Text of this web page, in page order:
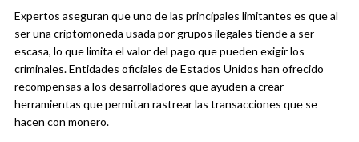
Expertos aseguran que uno de las principales limitantes es que al
ser una criptomoneda usada por grupos ilegales tiende a ser
escasa, lo que limita el valor del pago que pueden exigir los
criminales. Entidades oficiales de Estados Unidos han ofrecido
recompensas a los desarrolladores que ayuden a crear
herramientas que permitan rastrear las transacciones que se
hacen con monero.